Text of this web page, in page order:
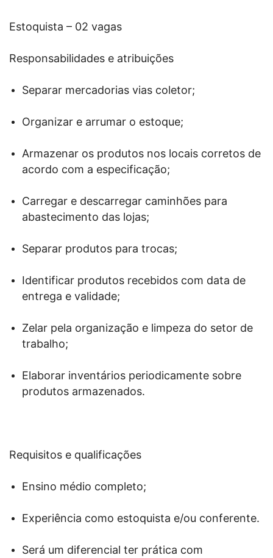
Estoquista – 02 vagas
Responsabilidades e atribuições
Separar mercadorias vias coletor;
Organizar e arrumar o estoque;
Armazenar os produtos nos locais corretos de
acordo com a especificação;
Carregar e descarregar caminhões para
abastecimento das lojas;
Separar produtos para trocas;
Identificar produtos recebidos com data de
entrega e validade;
Zelar pela organização e limpeza do setor de
trabalho;
Elaborar inventários periodicamente sobre
produtos armazenados.
Requisitos e qualificações
Ensino médio completo;
Experiência como estoquista e/ou conferente.
Será um diferencial ter prática com